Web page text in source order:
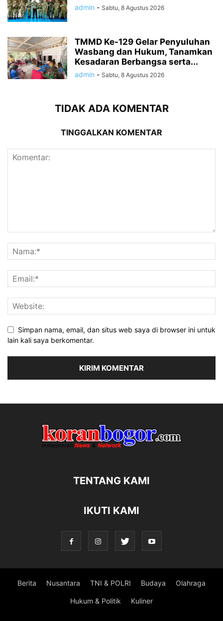
admin - Sabtu, 8 Agustus 2026
TMMD Ke-129 Gelar Penyuluhan
Wasbang dan Hukum, Tanamkan
Kesadaran Berbangsa serta...
admin - Sabtu, 8 Agustus 2026
TIDAK ADA KOMENTAR
TINGGALKAN KOMENTAR
Simpan nama, email, dan situs web saya di browser ini untuk
lain kali saya berkomentar.
TENTANG KAMI
IKUTI KAMI
Berita Nusantara TNI & POLRI Budaya Olahraga
Hukum & Politik Kuliner